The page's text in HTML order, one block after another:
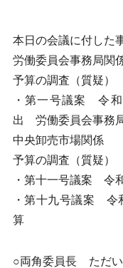
本日の会議に付した
労働委員会事務局関
予算の調査（質疑）
・第一号議案 令
出 労働委員会事務
中央卸売市場関係
予算の調査（質疑）
・第十一号議案 令
・第十九号議案 令
算
○両角委員長 ただい